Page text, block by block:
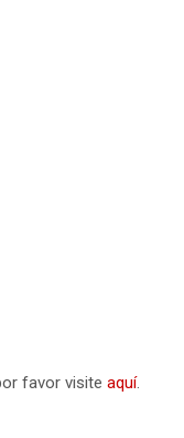
favor visite aquí.